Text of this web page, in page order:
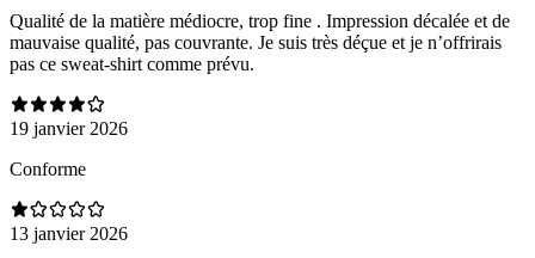
Qualité de la matière médiocre, trop fine . Impression décalée et de
mauvaise qualité, pas couvrante. Je suis très déçue et je n’offrirais
pas ce sweat-shirt comme prévu.
19 janvier 2026
Conforme
13 janvier 2026